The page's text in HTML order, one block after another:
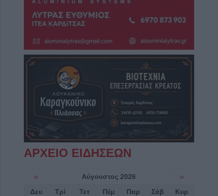
ΑΡΧΕΙΟ ΕΙΔΗΣΕΩΝ
« Αύγουστος 2026 »
Δευ Τρί Τετ Πέμ Παρ Σάβ Κυρ